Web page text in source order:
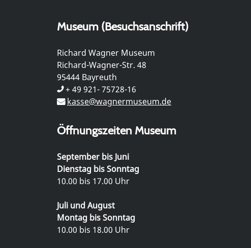
Museum (Besuchsanschrift)
Richard Wagner Museum
Richard-Wagner-Str. 48
95444 Bayreuth
+ 49 921- 75728-16
kasse@wagnermuseum.de
Öffnungszeiten Museum
September bis Juni
Dienstag bis Sonntag
10.00 bis 17.00 Uhr
Juli und August
Montag bis Sonntag
10.00 bis 18.00 Uhr